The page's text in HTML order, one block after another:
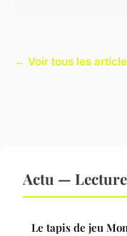
← Voir tous les
Actu —
Le tapis de jeu